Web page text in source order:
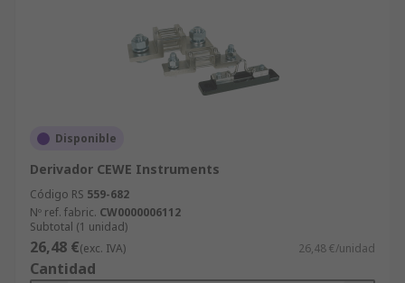
Disponible
Derivador CEWE Instruments
Código RS 559-682
Nº ref. fabric. CW0000006112
Subtotal (1 unidad)
26,48 €(exc. IVA) 26,48 €/unidad
Cantidad